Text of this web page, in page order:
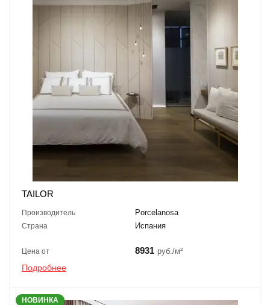
TAILOR
Производитель Porcelanosa
Страна Испания
Цена от 8931 руб./м²
Подробнее
НОВИНКА